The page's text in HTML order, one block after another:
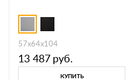
57х64х104
13 487 руб.
КУПИТЬ